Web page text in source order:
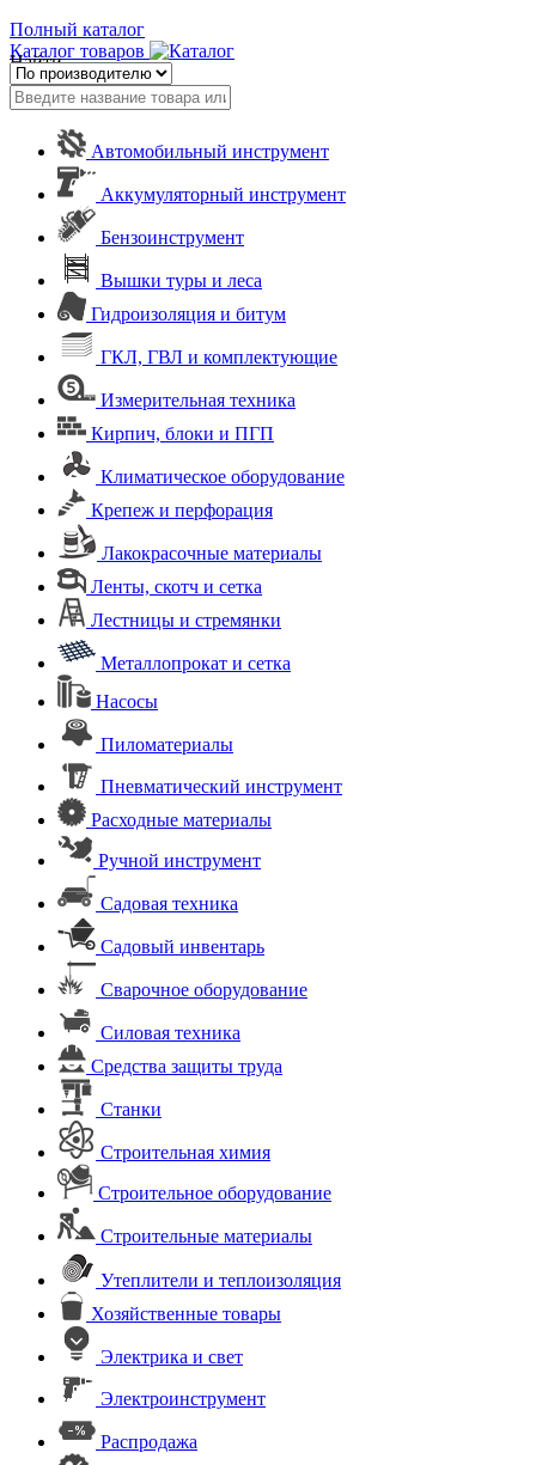
Полный каталог
Каталог товаров
Найти
Автомобильный инструмент
Аккумуляторный инструмент
Бензоинструмент
Вышки туры и леса
Гидроизоляция и битум
ГКЛ, ГВЛ и комплектующие
Измерительная техника
Кирпич, блоки и ПГП
Климатическое оборудование
Крепеж и перфорация
Лакокрасочные материалы
Ленты, скотч и сетка
Лестницы и стремянки
Металлопрокат и сетка
Насосы
Пиломатериалы
Пневматический инструмент
Расходные материалы
Ручной инструмент
Садовая техника
Садовый инвентарь
Сварочное оборудование
Силовая техника
Средства защиты труда
Станки
Строительная химия
Строительное оборудование
Строительные материалы
Утеплители и теплоизоляция
Хозяйственные товары
Электрика и свет
Электроинструмент
Распродажа